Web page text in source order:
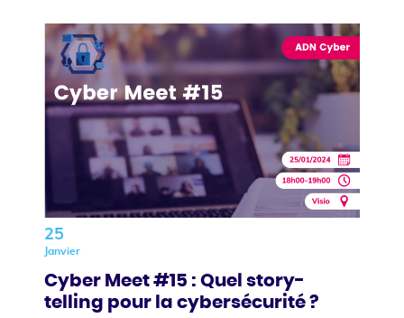
25
Janvier
Cyber Meet #15 : Quel story-
telling pour la cybersécurité ?